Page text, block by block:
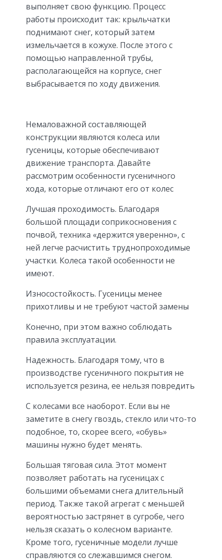
выполняет свою функцию. Процесс
работы происходит так: крыльчатки
поднимают снег, который затем
измельчается в кожухе. После этого с
помощью направленной трубы,
располагающейся на корпусе, снег
выбрасывается по ходу движения.
Немаловажной составляющей
конструкции являются колеса или
гусеницы, которые обеспечивают
движение транспорта. Давайте
рассмотрим особенности гусеничного
хода, которые отличают его от колес
Лучшая проходимость. Благодаря
большой площади соприкосновения с
почвой, техника «держится уверенно», с
ней легче расчистить труднопроходимые
участки. Колеса такой особенности не
имеют.
Износостойкость. Гусеницы менее
прихотливы и не требуют частой замены
Конечно, при этом важно соблюдать
правила эксплуатации.
Надежность. Благодаря тому, что в
производстве гусеничного покрытия не
используется резина, ее нельзя повредить
С колесами все наоборот. Если вы не
заметите в снегу гвоздь, стекло или что-то
подобное, то, скорее всего, «обувь»
машины нужно будет менять.
Большая тяговая сила. Этот момент
позволяет работать на гусеницах с
большими объемами снега длительный
период. Также такой агрегат с меньшей
вероятностью застрянет в сугробе, чего
нельзя сказать о колесном варианте.
Кроме того, гусеничные модели лучше
справляются со слежавшимся снегом.